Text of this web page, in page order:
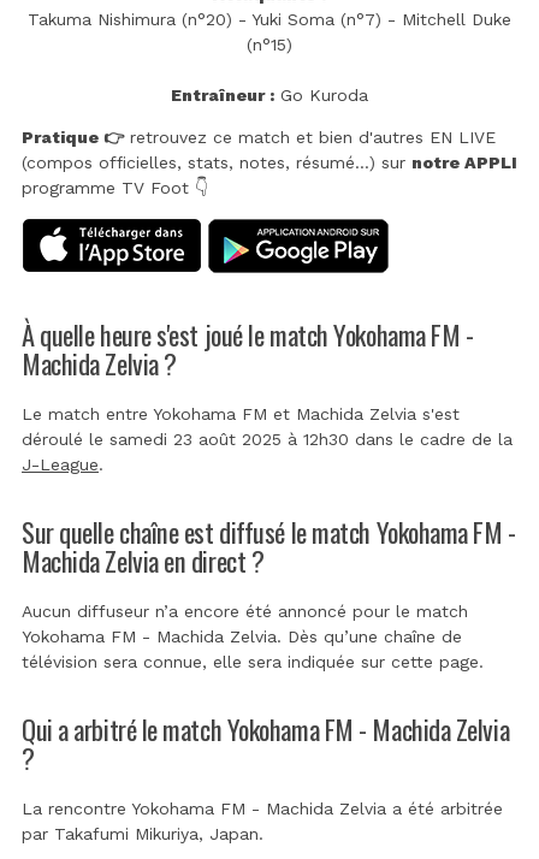
Takuma Nishimura (n°20) - Yuki Soma (n°7) - Mitchell Duke
(n°15)
Entraîneur : Go Kuroda
Pratique 👉retrouvez ce match et bien d'autres EN LIVE
(compos officielles, stats, notes, résumé...) sur notre APPLI
programme TV Foot 👇
À quelle heure s'est joué le match Yokohama FM -
Machida Zelvia ?
Le match entre Yokohama FM et Machida Zelvia s'est
déroulé le samedi 23 août 2025 à 12h30 dans le cadre de la
J-League.
Sur quelle chaîne est diffusé le match Yokohama FM -
Machida Zelvia en direct ?
Aucun diffuseur n’a encore été annoncé pour le match
Yokohama FM - Machida Zelvia. Dès qu’une chaîne de
télévision sera connue, elle sera indiquée sur cette page.
Qui a arbitré le match Yokohama FM - Machida Zelvia
?
La rencontre Yokohama FM - Machida Zelvia a été arbitrée
par Takafumi Mikuriya, Japan.